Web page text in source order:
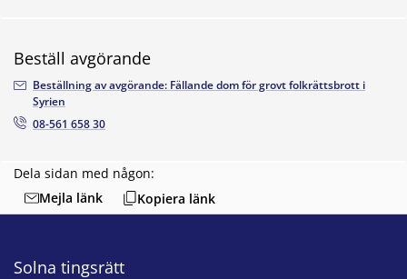
Dela sidan med någon:
Mejla länk
Kopiera länk
Beställ avgörande
Beställning av avgörande: Fällande dom för grovt folkrättsbrott i
Syrien
08-561 658 30
Solna tingsrätt